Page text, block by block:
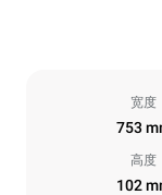
宽度
753
高度
102